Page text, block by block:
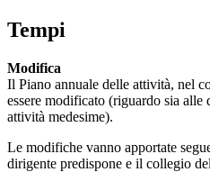
Tempi
Modifica
Il Piano annuale delle attività, nel
essere modificato (riguardo sia
attività medesime).
Le modifiche vanno apportate
dirigente predispone e il collegio